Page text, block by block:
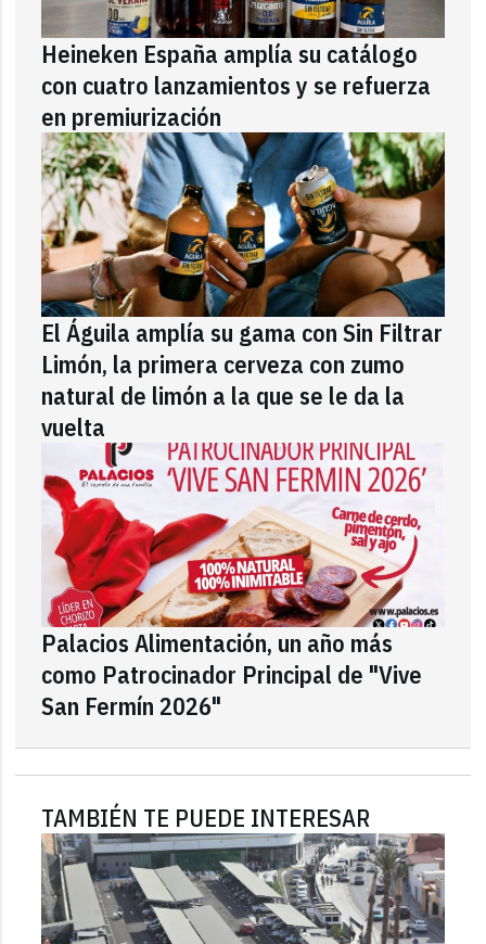
Heineken España amplía su catálogo
con cuatro lanzamientos y se refuerza
en premiurización
El Águila amplía su gama con Sin Filtrar
Limón, la primera cerveza con zumo
natural de limón a la que se le da la
vuelta
Palacios Alimentación, un año más
como Patrocinador Principal de "Vive
San Fermín 2026"
TAMBIÉN TE PUEDE INTERESAR